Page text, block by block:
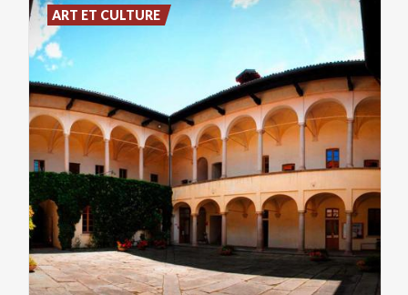
ART ET CULTURE